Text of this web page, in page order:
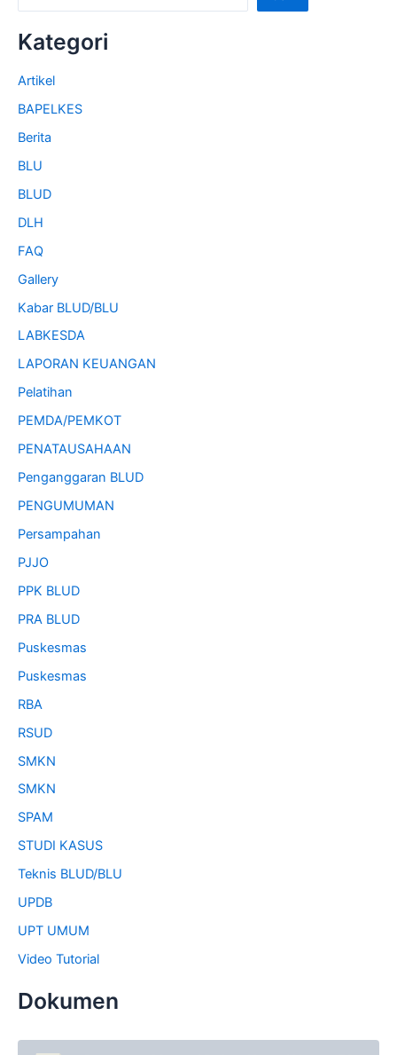
Kategori
Artikel
BAPELKES
Berita
BLU
BLUD
DLH
FAQ
Gallery
Kabar BLUD/BLU
LABKESDA
LAPORAN KEUANGAN
Pelatihan
PEMDA/PEMKOT
PENATAUSAHAAN
Penganggaran BLUD
PENGUMUMAN
Persampahan
PJJO
PPK BLUD
PRA BLUD
Puskesmas
Puskesmas
RBA
RSUD
SMKN
SMKN
SPAM
STUDI KASUS
Teknis BLUD/BLU
UPDB
UPT UMUM
Video Tutorial
Dokumen